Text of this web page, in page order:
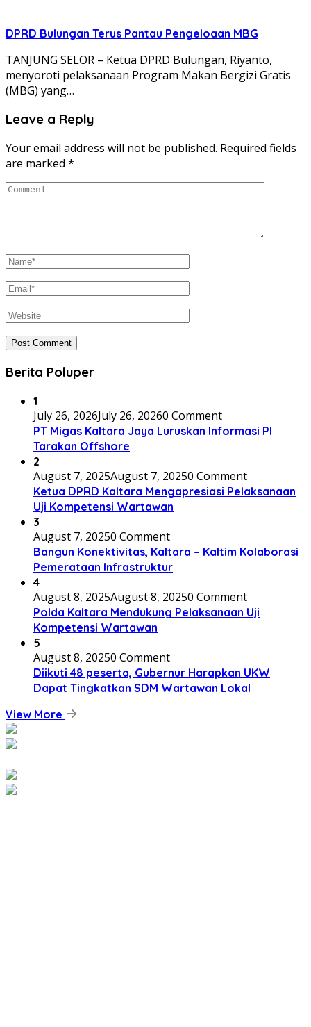
DPRD Bulungan Terus Pantau Pengeloaan MBG
TANJUNG SELOR – Ketua DPRD Bulungan, Riyanto,
menyoroti pelaksanaan Program Makan Bergizi Gratis
(MBG) yang…
Leave a Reply
Your email address will not be published. Required fields
are marked *
Berita Poluper
1
July 26, 2026July 26, 20260 Comment
PT Migas Kaltara Jaya Luruskan Informasi PI
Tarakan Offshore
2
August 7, 2025August 7, 20250 Comment
Ketua DPRD Kaltara Mengapresiasi Pelaksanaan
Uji Kompetensi Wartawan
3
August 7, 20250 Comment
Bangun Konektivitas, Kaltara – Kaltim Kolaborasi
Pemerataan Infrastruktur
4
August 8, 2025August 8, 20250 Comment
Polda Kaltara Mendukung Pelaksanaan Uji
Kompetensi Wartawan
5
August 8, 20250 Comment
Diikuti 48 peserta, Gubernur Harapkan UKW
Dapat Tingkatkan SDM Wartawan Lokal
View More